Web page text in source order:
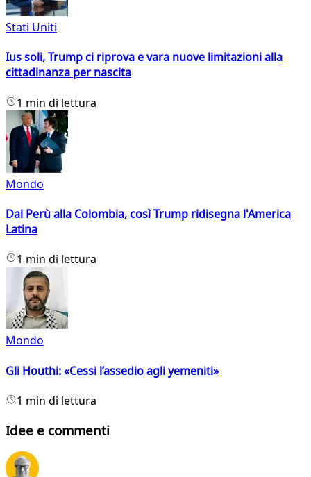
Stati Uniti
Ius soli, Trump ci riprova e vara nuove limitazioni alla
cittadinanza per nascita
1 min di lettura
Mondo
Dal Perù alla Colombia, così Trump ridisegna l'America
Latina
1 min di lettura
Mondo
Gli Houthi: «Cessi l’assedio agli yemeniti»
1 min di lettura
Idee e commenti